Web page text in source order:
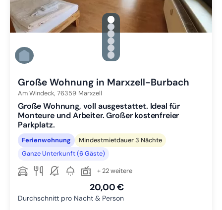
gallery.slide_selector
Zu Slide 1 wechseln
Zu Slide 2 wechseln
Zu Slide 3 wechseln
Zu Slide 4 wechseln
Zu Slide 5 wechseln
Zu Slide 6 wechseln
Große Wohnung in Marxzell-Burbach
Am Windeck, 76359 Marxzell
Große Wohnung, voll ausgestattet. Ideal für
Monteure und Arbeiter. Großer kostenfreier
Parkplatz.
Ferienwohnung
Mindestmietdauer 3 Nächte
Ganze Unterkunft (6 Gäste)
+ 22 weitere
20,00 €
Durchschnitt pro Nacht & Person